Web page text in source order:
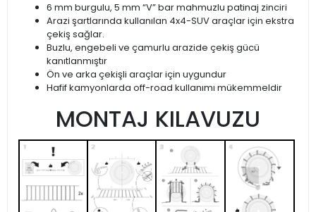
6 mm burgulu, 5 mm “V” bar mahmuzlu patinaj zinciri
Arazi şartlarında kullanılan 4x4-SUV araçlar için ekstra
çekiş sağlar.
Buzlu, engebeli ve çamurlu arazide çekiş gücü
kanıtlanmıştır
Ön ve arka çekişli araçlar için uygundur
Hafif kamyonlarda off-road kullanımı mükemmeldir
MONTAJ KILAVUZU